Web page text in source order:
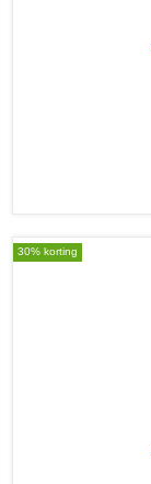
30% korting